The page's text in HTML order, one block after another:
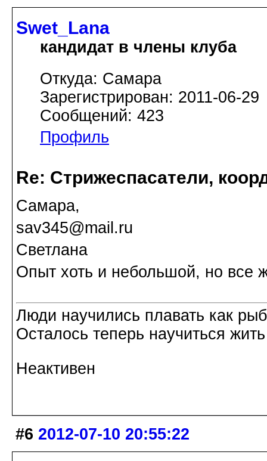
Swet_Lana
кандидат в члены клуба
Откуда: Самара
Зарегистрирован: 2011-06-29
Сообщений: 423
Профиль
Re: Стрижеспасатели,
Самара,
sav345@mail.ru
Светлана
Опыт хоть и небольшой, но все
Люди научились плавать как
Осталось теперь научиться
Неактивен
#6 2012-07-10 20:55:22